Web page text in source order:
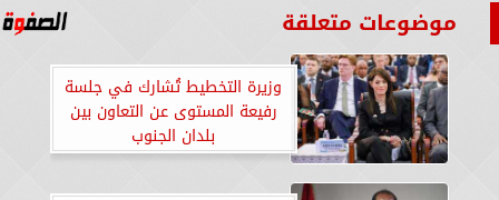
موضوعات متعلقة
وزيرة التخطيط تُشارك في جلسة
رفيعة المستوى عن التعاون بين
بلدان الجنوب